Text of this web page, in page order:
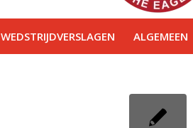
WEDSTRIJDVERSLAGEN ALGEMEEN